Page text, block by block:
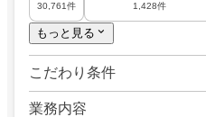
30,761件 1,428件
もっと見る
こだわり条件
業務内容